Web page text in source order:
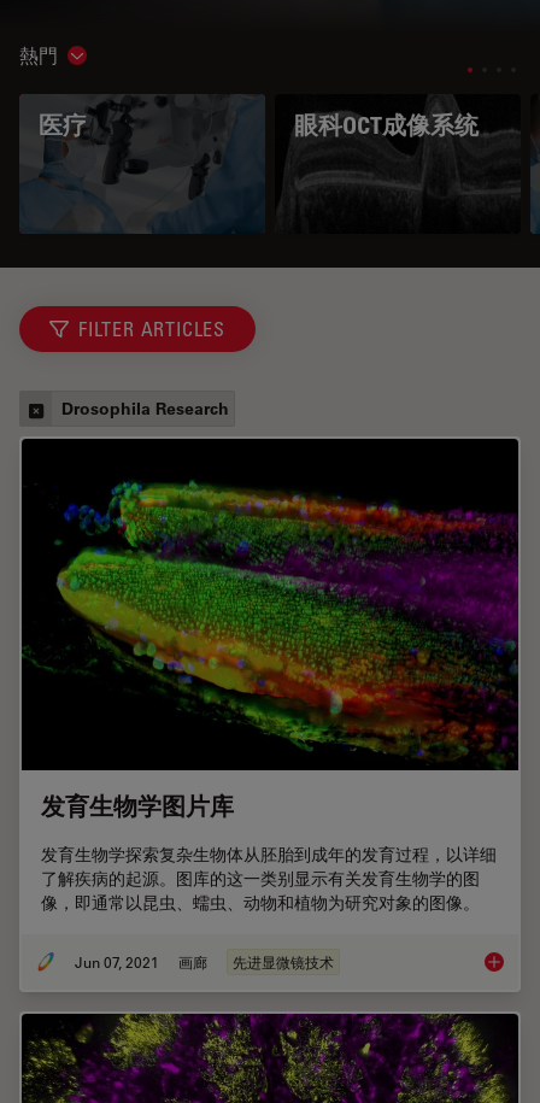
熱門 Show subnavigation
医疗 眼科OCT成像系统
FILTER ARTICLES
Drosophila Research
发育生物学图片库
发育生物学探索复杂生物体从胚胎到成年的发育过程，以详细
了解疾病的起源。图库的这一类别显示有关发育生物学的图
像，即通常以昆虫、蠕虫、动物和植物为研究对象的图像。
Jun 07, 2021 画廊 先进显微镜技术 发育生